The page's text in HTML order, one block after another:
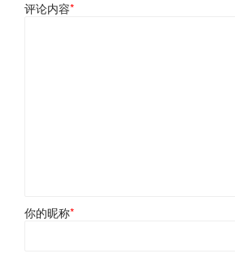
评论内容*
你的昵称*